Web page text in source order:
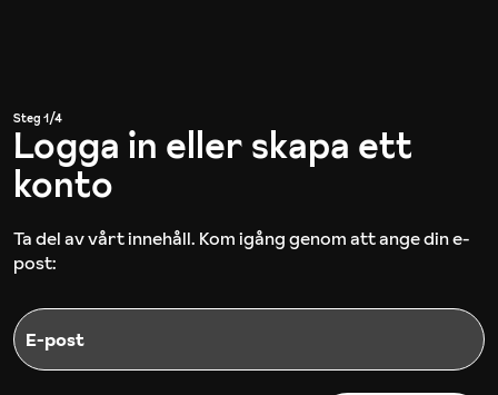
Steg 1/4
Logga in eller skapa ett
konto
Ta del av vårt innehåll. Kom igång genom att ange din e-
post:
E-post